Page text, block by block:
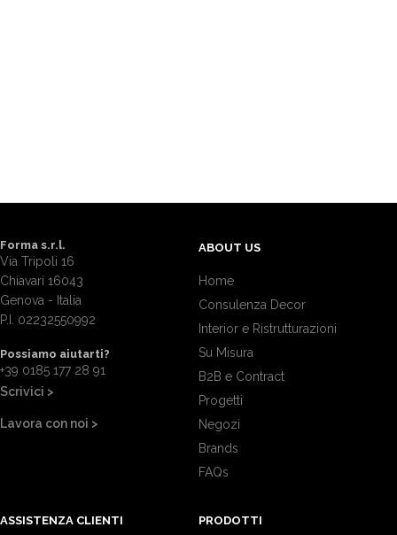
Forma s.r.l.
Via Tripoli 16
Chiavari 16043
Genova - Italia
P.I. 02232550992
Possiamo aiutarti?
+39 0185 177 28 91
Scrivici >
Lavora con noi >
ABOUT US
Home
Consulenza Decor
Interior e Ristrutturazioni
Su Misura
B2B e Contract
Progetti
Negozi
Brands
FAQs
ASSISTENZA CLIENTI PRODOTTI